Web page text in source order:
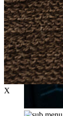
X